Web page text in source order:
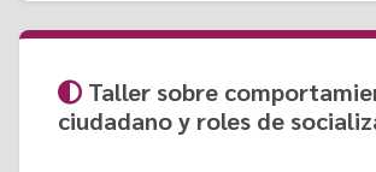
Taller sobre
ciudadano y roles de